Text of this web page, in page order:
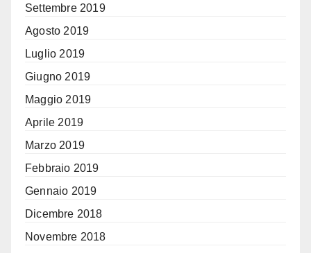
Settembre 2019
Agosto 2019
Luglio 2019
Giugno 2019
Maggio 2019
Aprile 2019
Marzo 2019
Febbraio 2019
Gennaio 2019
Dicembre 2018
Novembre 2018